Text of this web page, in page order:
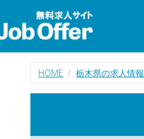
HOME 栃木県の求人情報